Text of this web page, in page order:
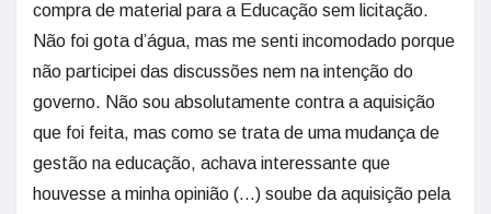
compra de material para a Educação sem licitação.
Não foi gota d’água, mas me senti incomodado porque
não participei das discussões nem na intenção do
governo. Não sou absolutamente contra a aquisição
que foi feita, mas como se trata de uma mudança de
gestão na educação, achava interessante que
houvesse a minha opinião (…) soube da aquisição pela